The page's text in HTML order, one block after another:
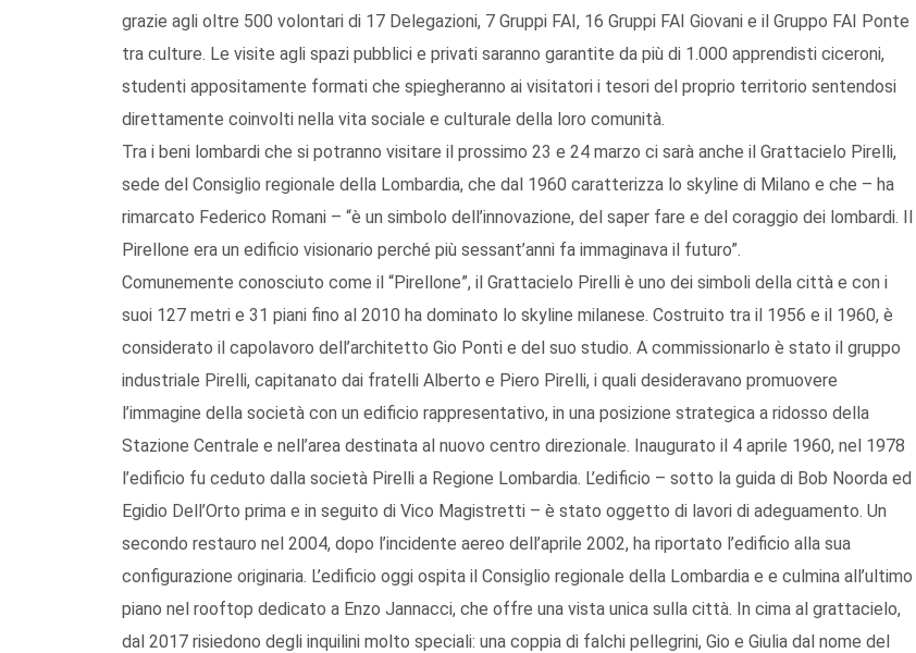
grazie agli oltre 500 volontari di 17 Delegazioni, 7 Gruppi FAI, 16 Gruppi FAI Giovani e il Gruppo FAI Ponte
tra culture. Le visite agli spazi pubblici e privati saranno garantite da più di 1.000 apprendisti ciceroni,
studenti appositamente formati che spiegheranno ai visitatori i tesori del proprio territorio sentendosi
direttamente coinvolti nella vita sociale e culturale della loro comunità.
Tra i beni lombardi che si potranno visitare il prossimo 23 e 24 marzo ci sarà anche il Grattacielo Pirelli,
sede del Consiglio regionale della Lombardia, che dal 1960 caratterizza lo skyline di Milano e che – ha
rimarcato Federico Romani – “è un simbolo dell’innovazione, del saper fare e del coraggio dei lombardi. Il
Pirellone era un edificio visionario perché più sessant’anni fa immaginava il futuro”.
Comunemente conosciuto come il “Pirellone”, il Grattacielo Pirelli è uno dei simboli della città e con i
suoi 127 metri e 31 piani fino al 2010 ha dominato lo skyline milanese. Costruito tra il 1956 e il 1960, è
considerato il capolavoro dell’architetto Gio Ponti e del suo studio. A commissionarlo è stato il gruppo
industriale Pirelli, capitanato dai fratelli Alberto e Piero Pirelli, i quali desideravano promuovere
l’immagine della società con un edificio rappresentativo, in una posizione strategica a ridosso della
Stazione Centrale e nell’area destinata al nuovo centro direzionale. Inaugurato il 4 aprile 1960, nel 1978
l’edificio fu ceduto dalla società Pirelli a Regione Lombardia. L’edificio – sotto la guida di Bob Noorda ed
Egidio Dell’Orto prima e in seguito di Vico Magistretti – è stato oggetto di lavori di adeguamento. Un
secondo restauro nel 2004, dopo l’incidente aereo dell’aprile 2002, ha riportato l’edificio alla sua
configurazione originaria. L’edificio oggi ospita il Consiglio regionale della Lombardia e e culmina all’ultimo
piano nel rooftop dedicato a Enzo Jannacci, che offre una vista unica sulla città. In cima al grattacielo,
dal 2017 risiedono degli inquilini molto speciali: una coppia di falchi pellegrini, Gio e Giulia dal nome del